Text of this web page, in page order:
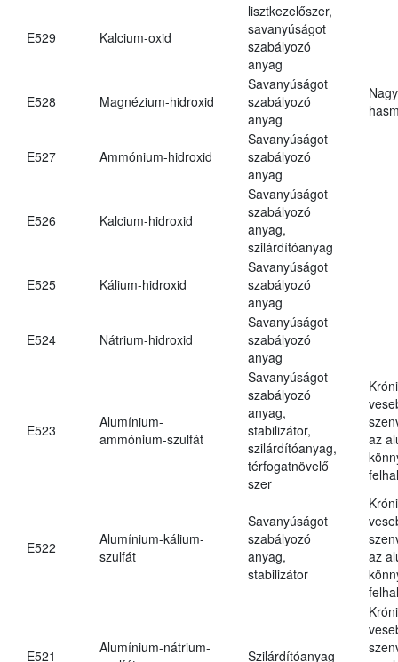
E529 Kalcium-oxid
lisztkezelőszer,
savanyúságot
szabályozó
anyag
E528 Magnézium-hidroxid
Savanyúságot
szabályozó
anyag
E527 Ammónium-hidroxid
Savanyúságot
szabályozó
anyag
E526 Kalcium-hidroxid
Savanyúságot
szabályozó
anyag,
szilárdítóanyag
E525 Kálium-hidroxid
Savanyúságot
szabályozó
anyag
E524 Nátrium-hidroxid
Savanyúságot
szabályozó
anyag
E523
Alumínium-
ammónium-szulfát
Savanyúságot
szabályozó
anyag,
stabilizátor,
szilárdítóanyag,
térfogatnövelő
szer
az
E522
Alumínium-kálium-
szulfát
Savanyúságot
szabályozó
anyag,
stabilizátor
az
E521
Alumínium-nátrium-
Szilárdítóanyag